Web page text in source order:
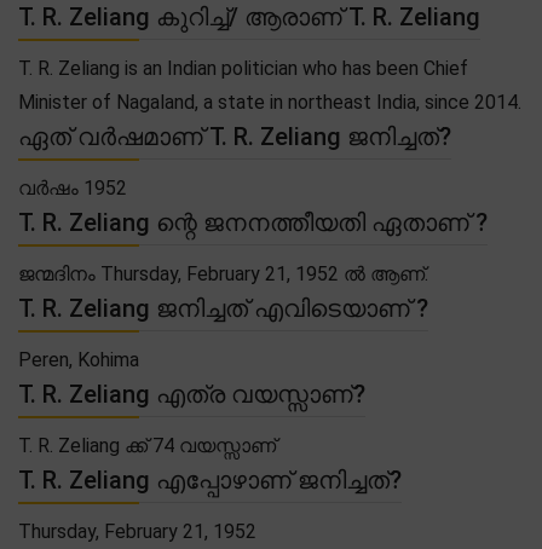
T. R. Zeliang കുറിച്ച്/ ആരാണ് T. R. Zeliang
T. R. Zeliang is an Indian politician who has been Chief
Minister of Nagaland, a state in northeast India, since 2014.
ഏത് വർഷമാണ് T. R. Zeliang ജനിച്ചത്?
വർഷം 1952
T. R. Zeliang ന്റെ ജനനത്തീയതി ഏതാണ് ?
ജന്മദിനം Thursday, February 21, 1952 ൽ ആണ്.
T. R. Zeliang ജനിച്ചത് എവിടെയാണ് ?
Peren, Kohima
T. R. Zeliang എത്ര വയസ്സാണ്?
T. R. Zeliang ക്ക് 74 വയസ്സാണ്
T. R. Zeliang എപ്പോഴാണ് ജനിച്ചത്?
Thursday, February 21, 1952